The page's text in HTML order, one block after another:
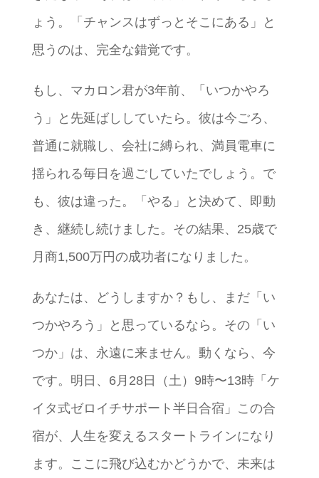
ょう。「チャンスはずっとそこにある」と
思うのは、完全な錯覚です。
もし、マカロン君が3年前、「いつかやろ
う」と先延ばししていたら。彼は今ごろ、
普通に就職し、会社に縛られ、満員電車に
揺られる毎日を過ごしていたでしょう。で
も、彼は違った。「やる」と決めて、即動
き、継続し続けました。その結果、25歳で
月商1,500万円の成功者になりました。
あなたは、どうしますか？もし、まだ「い
つかやろう」と思っているなら。その「い
つか」は、永遠に来ません。動くなら、今
です。明日、6月28日（土）9時〜13時「ケ
イタ式ゼロイチサポート半日合宿」この合
宿が、人生を変えるスタートラインになり
ます。ここに飛び込むかどうかで、未来は